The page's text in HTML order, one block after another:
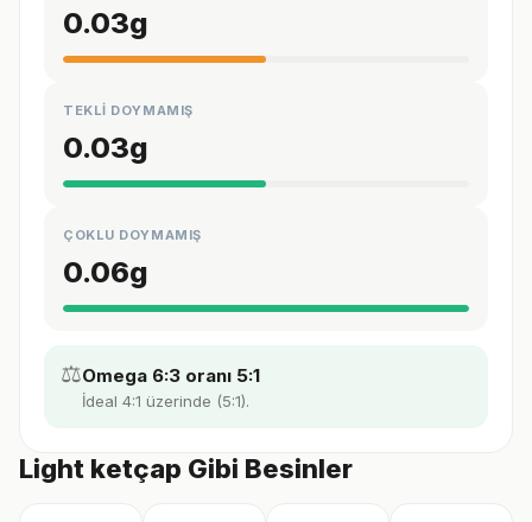
0.03g
TEKLİ DOYMAMIŞ
0.03g
ÇOKLU DOYMAMIŞ
0.06g
⚖️Omega 6:3 oranı 5:1
İdeal 4:1 üzerinde (5:1).
Light ketçap Gibi Besinler